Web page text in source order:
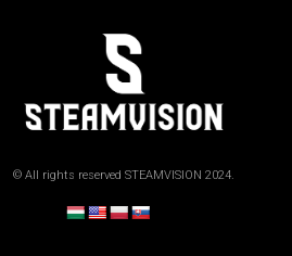
© All rights reserved STEAMVISION 2024.